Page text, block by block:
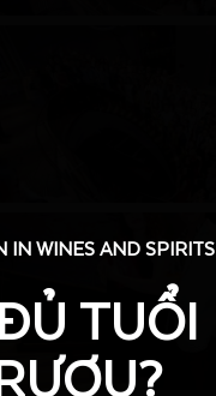
IN WINES AND SPIRITS
TUỔI
IN WINES AND SPIRITS
TUỔI